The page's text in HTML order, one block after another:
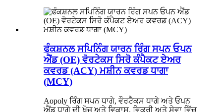
ਫੰਕਸ਼ਨਲ ਸਪਿਨਿੰਗ ਯਾਰਨ ਰਿੰਗ ਸਪਨ ਓਪਨ
ਐਂਡ (OE) ਵੋਰਟੇਕਸ ਸਿਰੋ ਕੰਪੈਕਟ ਏਅਰ
ਕਵਰਡ (ACY) ਮਸ਼ੀਨ ਕਵਰਡ ਧਾਗਾ
(MCY)
Aopoly ਰਿੰਗ ਸਪਨ ਧਾਗੇ, ਵੌਰਟੈਕਸ ਧਾਗੇ ਅਤੇ ਓਪਨ
ਐਂਡ ਧਾਗੇ ਦੀ ਖੋਜ ਅਤੇ ਵਿਕਾਸ, ਵਿਕਰੀ ਅਤੇ ਸੇਵਾ ਵਿੱਚ